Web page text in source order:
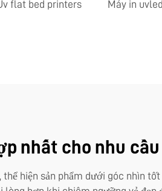
flat bed printers Máy in uvled
nhất cho nhu
hiện sản phẩm dưới góc nhìn